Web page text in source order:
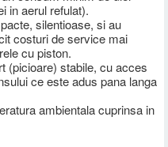
in aerul refulat).
silentioase, si au
costuri de service mai
cu piston.
(picioare) stabile, cu acces
ce este adus pana langa
ambientala cuprinsa in